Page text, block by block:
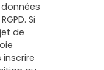
Si
de